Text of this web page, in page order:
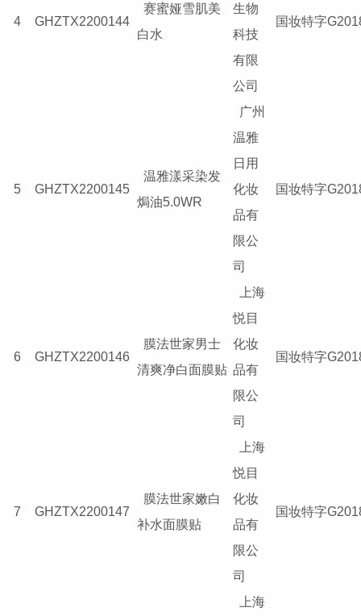
4 GHZTX2200144
赛蜜娅雪肌美
白水
生物
科技
有限
公司
国妆特字
5 GHZTX2200145
温雅漾采染发
焗油5.0WR
广州
温雅
日用
化妆
品有
限公
司
国妆特字
6 GHZTX2200146
膜法世家男士
清爽净白面膜贴
上海
悦目
化妆
品有
限公
司
国妆特字
7 GHZTX2200147
膜法世家嫩白
补水面膜贴
上海
悦目
化妆
品有
限公
司
国妆特字
上海